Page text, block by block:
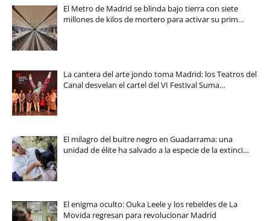
El Metro de Madrid se blinda bajo tierra con siete
millones de kilos de mortero para activar su prim…
La cantera del arte jondo toma Madrid: los Teatros del
Canal desvelan el cartel del VI Festival Suma…
El milagro del buitre negro en Guadarrama: una
unidad de élite ha salvado a la especie de la extinci…
El enigma oculto: Ouka Leele y los rebeldes de La
Movida regresan para revolucionar Madrid